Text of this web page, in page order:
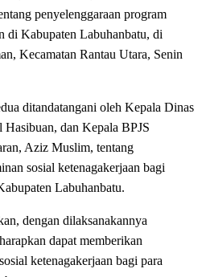
penyelenggaraan program
di Kabupaten Labuhanbatu, di
Kecamatan Rantau Utara, Senin
ditandatangani oleh Kepala Dinas
dan Kepala BPJS
Aziz Muslim, tentang
sosial ketenagakerjaan bagi
Labuhanbatu.
dengan dilaksanakannya
dapat memberikan
ketenagakerjaan bagi para